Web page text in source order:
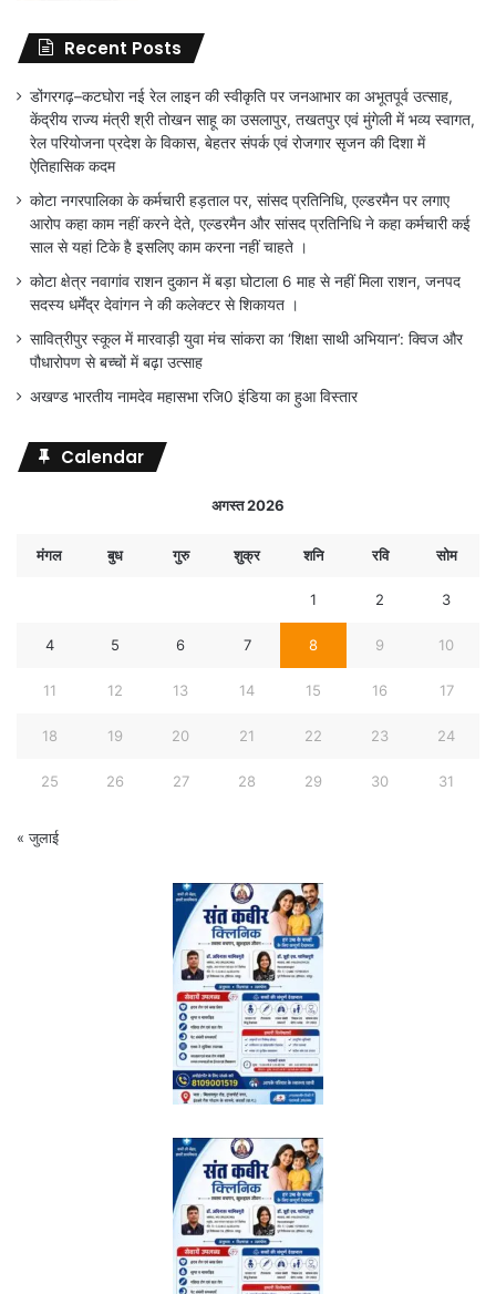
Recent Posts
डोंगरगढ़–कटघोरा नई रेल लाइन की स्वीकृति पर जनआभार का अभूतपूर्व उत्साह,
केंद्रीय राज्य मंत्री श्री तोखन साहू का उसलापुर, तखतपुर एवं मुंगेली में भव्य स्वागत,
रेल परियोजना प्रदेश के विकास, बेहतर संपर्क एवं रोजगार सृजन की दिशा में
ऐतिहासिक कदम
कोटा नगरपालिका के कर्मचारी हड़ताल पर, सांसद प्रतिनिधि, एल्डरमैन पर लगाए
आरोप कहा काम नहीं करने देते, एल्डरमैन और सांसद प्रतिनिधि ने कहा कर्मचारी कई
साल से यहां टिके है इसलिए काम करना नहीं चाहते ।
कोटा क्षेत्र नवागांव राशन दुकान में बड़ा घोटाला 6 माह से नहीं मिला राशन, जनपद
सदस्य धर्मेंद्र देवांगन ने की कलेक्टर से शिकायत ।
सावित्रीपुर स्कूल में मारवाड़ी युवा मंच सांकरा का ‘शिक्षा साथी अभियान’: क्विज और
पौधारोपण से बच्चों में बढ़ा उत्साह
अखण्ड भारतीय नामदेव महासभा रजि0 इंडिया का हुआ विस्तार
Calendar
अगस्त 2026
मंगल बुध गुरु शुक्र शनि रवि सोम
1 2 3
4 5 6 7 8 9 10
11 12 13 14 15 16 17
18 19 20 21 22 23 24
25 26 27 28 29 30 31
« जुलाई